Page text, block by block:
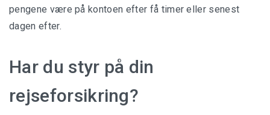
pengene være på kontoen efter få timer eller senest
dagen efter.
Har du styr på din
rejseforsikring?